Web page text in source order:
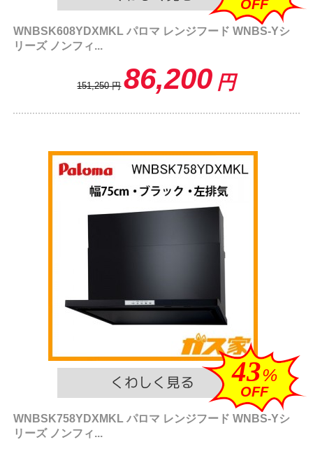
OFF
WNBSK608YDXMKL パロマ レンジフード WNBS-Yシ
リーズ ノンフィ...
151,250 円 86,200 円
43%
OFF
WNBSK758YDXMKL パロマ レンジフード WNBS-Yシ
リーズ ノンフィ...